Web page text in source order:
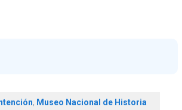
, Museo Nacional de Historia